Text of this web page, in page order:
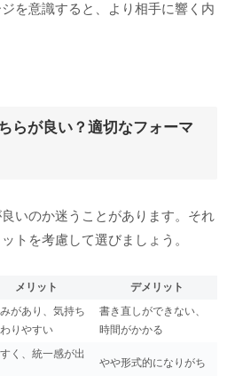
を意識すると、より相手に響く内
らが良い？適切なフォーマ
いのか迷うことがあります。それ
トを考慮して選びましょう。
メリット デメリット
があり、気持ち
りやすい
書き直しができない、
時間がかかる
く、統一感が出
やや形式的になりがち